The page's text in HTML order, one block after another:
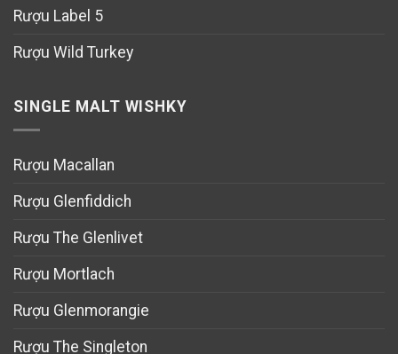
Rượu Label 5
Rượu Wild Turkey
SINGLE MALT WISHKY
Rượu Macallan
Rượu Glenfiddich
Rượu The Glenlivet
Rượu Mortlach
Rượu Glenmorangie
Rượu The Singleton